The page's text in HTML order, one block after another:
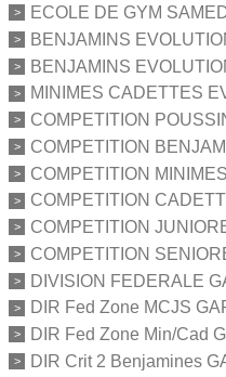
ECOLE DE GYM
BENJAMINS
BENJAMINS
MINIMES CADETTES
COMPETITION
COMPETITION
COMPETITION MINIMES
COMPETITION
COMPETITION
COMPETITION
DIVISION FEDERALE
DIR Fed Zone MCJS
DIR Fed Zone Min/Cad
DIR Crit 2 Benjamines